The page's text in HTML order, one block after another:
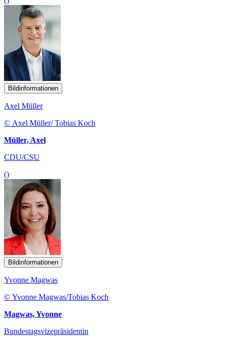
Bildinformationen
Axel Müller
© Axel Müller/ Tobias Koch
Müller, Axel
CDU/CSU
()
Bildinformationen
Yvonne Magwas
© Yvonne Magwas/Tobias Koch
Magwas, Yvonne
Bundestagsvizepräsidentin